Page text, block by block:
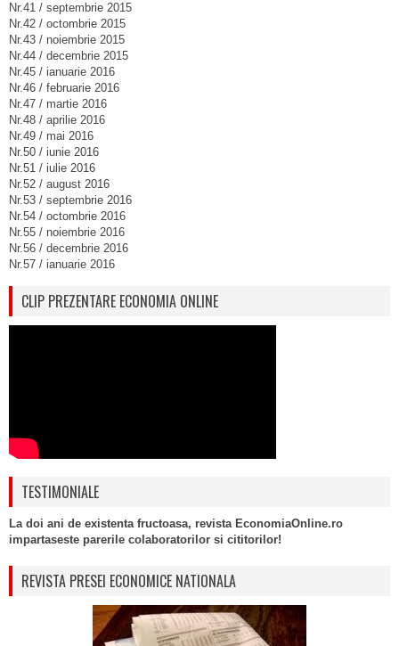
Nr.41 / septembrie 2015
Nr.42 / octombrie 2015
Nr.43 / noiembrie 2015
Nr.44 / decembrie 2015
Nr.45 / ianuarie 2016
Nr.46 / februarie 2016
Nr.47 / martie 2016
Nr.48 / aprilie 2016
Nr.49 / mai 2016
Nr.50 / iunie 2016
Nr.51 / iulie 2016
Nr.52 / august 2016
Nr.53 / septembrie 2016
Nr.54 / octombrie 2016
Nr.55 / noiembrie 2016
Nr.56 / decembrie 2016
Nr.57 / ianuarie 2016
CLIP PREZENTARE ECONOMIA ONLINE
TESTIMONIALE
La doi ani de existenta fructoasa, revista EconomiaOnline.ro
impartaseste parerile colaboratorilor si cititorilor!
REVISTA PRESEI ECONOMICE NATIONALA